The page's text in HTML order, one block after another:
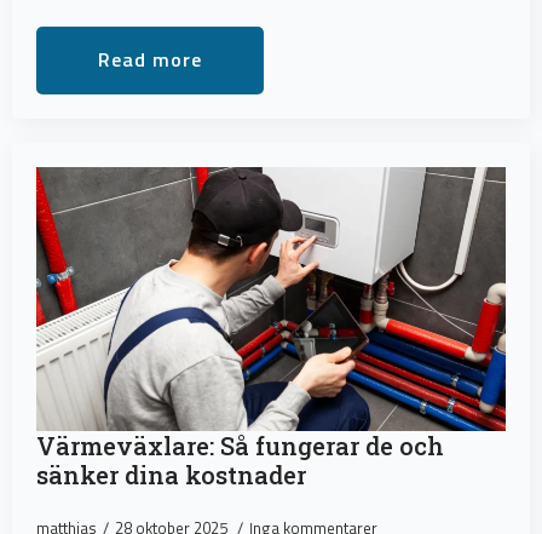
Read more
Värmeväxlare: Så fungerar de och
sänker dina kostnader
matthias 28 oktober 2025 Inga kommentarer